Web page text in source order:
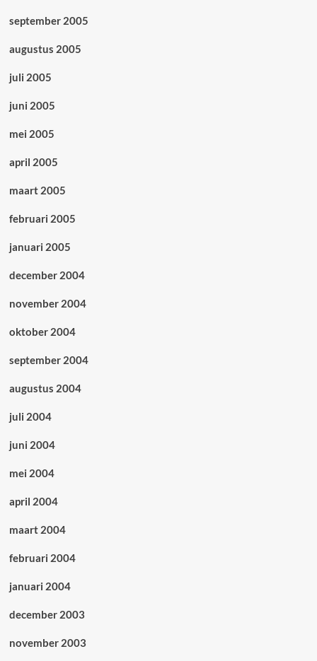
september 2005
augustus 2005
juli 2005
juni 2005
mei 2005
april 2005
maart 2005
februari 2005
januari 2005
december 2004
november 2004
oktober 2004
september 2004
augustus 2004
juli 2004
juni 2004
mei 2004
april 2004
maart 2004
februari 2004
januari 2004
december 2003
november 2003